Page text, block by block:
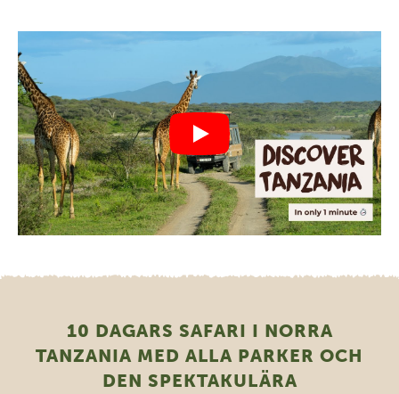
10 DAGARS SAFARI I NORRA
TANZANIA MED ALLA PARKER OCH
DEN SPEKTAKULÄRA